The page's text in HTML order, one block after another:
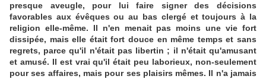
presque aveugle, pour lui faire signer des décisions
favorables aux évêques ou au bas clergé et toujours à la
religion elle-même. Il n'en menait pas moins une vie fort
dissipée, mais elle était fort douce en même temps et sans
regrets, parce qu'il n'était pas libertin ; il n'était qu'amusant
et amusé. Il est vrai qu'il était peu laborieux, non-seulement
pour ses affaires, mais pour ses plaisirs mêmes. Il n'a jamais